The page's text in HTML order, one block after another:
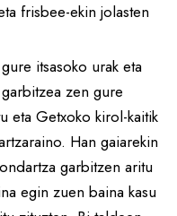
frisbee-ekin jolasten
itsasoko urak eta
zen gure
eta Getxoko kirol-kaitik
Han gaiarekin
garbitzen aritu
egin zuen baina kasu